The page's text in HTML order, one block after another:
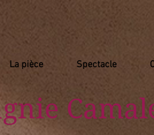
La pièce Spectacle